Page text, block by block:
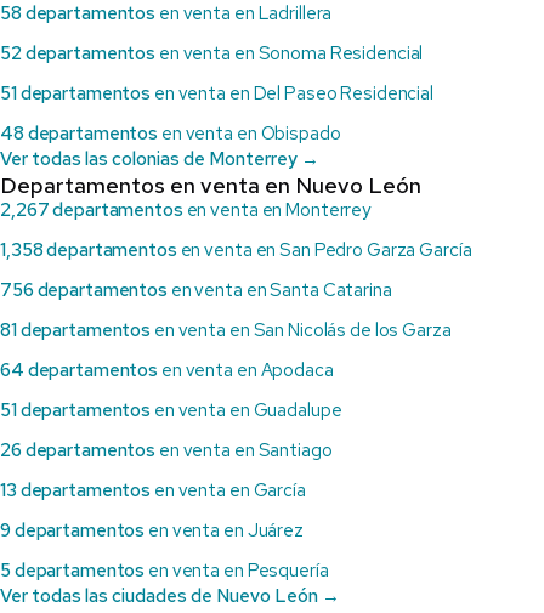
58 departamentos en venta en Ladrillera
52 departamentos en venta en Sonoma Residencial
51 departamentos en venta en Del Paseo Residencial
48 departamentos en venta en Obispado
Ver todas las colonias de Monterrey →
Departamentos en venta en Nuevo León
2,267 departamentos en venta en Monterrey
1,358 departamentos en venta en San Pedro Garza García
756 departamentos en venta en Santa Catarina
81 departamentos en venta en San Nicolás de los Garza
64 departamentos en venta en Apodaca
51 departamentos en venta en Guadalupe
26 departamentos en venta en Santiago
13 departamentos en venta en García
9 departamentos en venta en Juárez
5 departamentos en venta en Pesquería
Ver todas las ciudades de Nuevo León →